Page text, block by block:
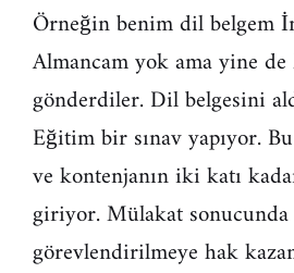
Örneğin benim dil belgem
Almancam yok ama yine de
gönderdiler. Dil belgesini
Eğitim bir sınav yapıyor.
ve kontenjanın iki katı
giriyor. Mülakat sonucunda
görevlendirilmeye hak